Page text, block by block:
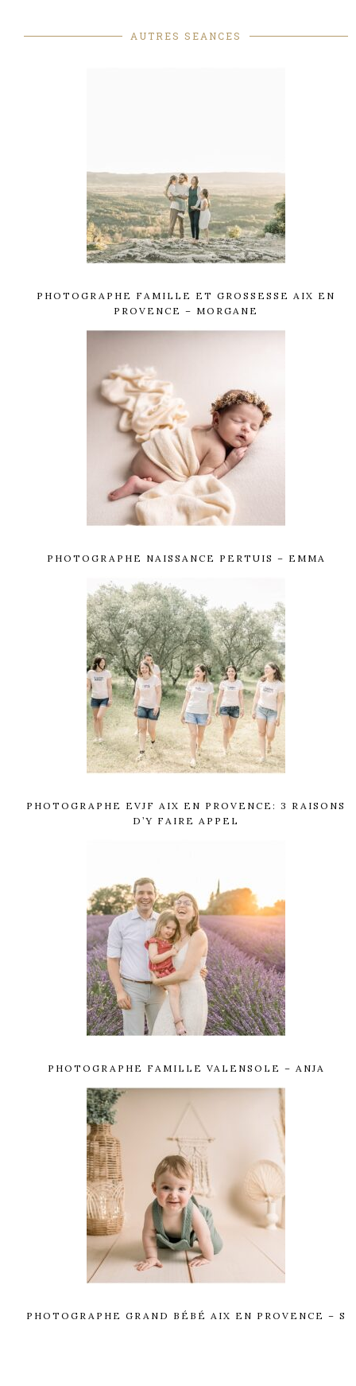
AUTRES SEANCES
PHOTOGRAPHE FAMILLE ET GROSSESSE AIX EN
PROVENCE – MORGANE
PHOTOGRAPHE NAISSANCE PERTUIS – EMMA
PHOTOGRAPHE EVJF AIX EN PROVENCE: 3 RAISONS
D’Y FAIRE APPEL
PHOTOGRAPHE FAMILLE VALENSOLE – ANJA
PHOTOGRAPHE GRAND BÉBÉ AIX EN PROVENCE – S